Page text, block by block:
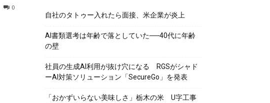
0
自社のタトゥー入れたら面接、米企業が炎上
AI書類選考は年齢で落としていた──40代に年齢
の壁
社員の生成AI利用が抜け穴になる RGSがシャド
ーAI対策ソリューション「SecureGo」を発表
「おかずいらない美味しさ」栃木の米 U字工事